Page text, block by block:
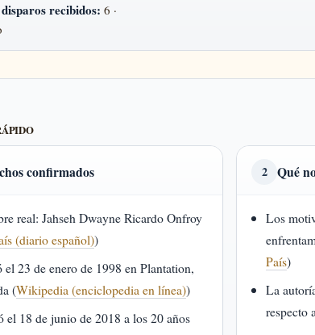
recibidos: 6 ·
confirmados
real: Jahseh Dwayne Ricardo Onfroy
(diario español))
el 23 de enero de 1998 en Plantation,
(Wikipedia (enciclopedia en línea))
el 18 de junio de 2018 a los 20 años
2 Qué
Los
País)
La
respecto